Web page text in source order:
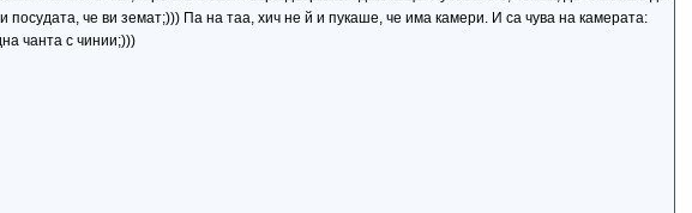
че ви земат;))) Па на таа, хич не й и пукаше, че има камери. И са чува на камерата:
чанта с чинии;)))